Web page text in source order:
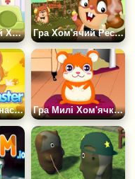
Гра Улюблений Хом'як Гра Хом'ячий Ресторан
Гра Салон Пухнастих Хом'яків Гра Милі Хом'ячки: Дитячий Садок